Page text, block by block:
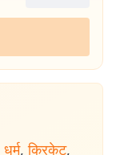
धर्म, क्रिकेट,